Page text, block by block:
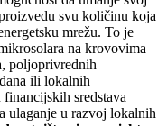
svu količinu koja
mrežu. To je
na krovovima
poljoprivrednih
ili lokalnih
sredstava
ulaganje u razvoj lokalnih